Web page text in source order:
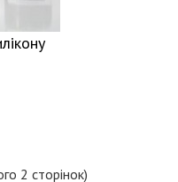
2 сторінок)